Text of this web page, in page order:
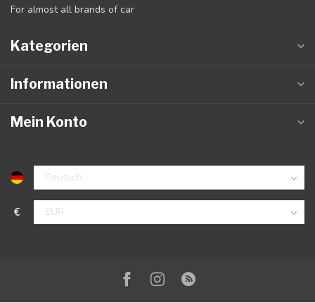
For almost all brands of car
Kategorien
Informationen
Mein Konto
€